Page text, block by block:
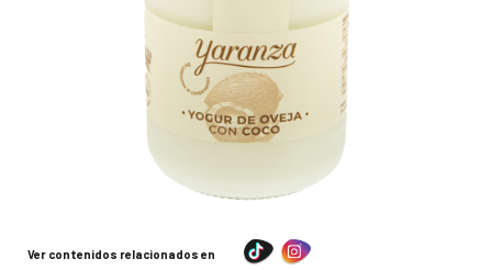
Ver contenidos relacionados en